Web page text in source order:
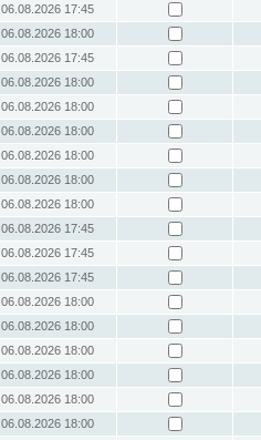
06.08.2026 17:45
06.08.2026 18:00
06.08.2026 17:45
06.08.2026 18:00
06.08.2026 18:00
06.08.2026 18:00
06.08.2026 18:00
06.08.2026 18:00
06.08.2026 18:00
06.08.2026 17:45
06.08.2026 17:45
06.08.2026 17:45
06.08.2026 18:00
06.08.2026 18:00
06.08.2026 18:00
06.08.2026 18:00
06.08.2026 18:00
06.08.2026 18:00